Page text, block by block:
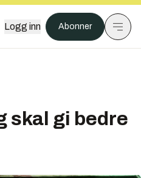
Logg inn Abonner
skal gi bedre